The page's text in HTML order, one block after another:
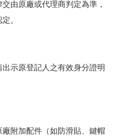
由原廠或代理商判定為準，
。
示原登記人之有效身分證明
附加配件（如防滑貼、鍵帽